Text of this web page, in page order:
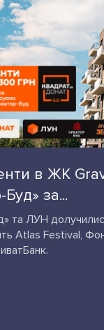
в ЖК
за...
та ЛУН
Atlas Festival,